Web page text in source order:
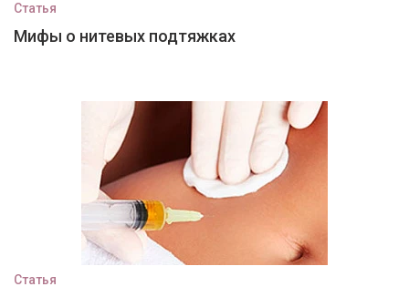
Статья
Мифы о нитевых подтяжках
Статья